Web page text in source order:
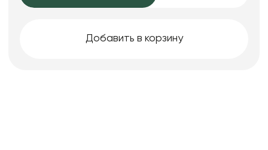
Добавить в корзину